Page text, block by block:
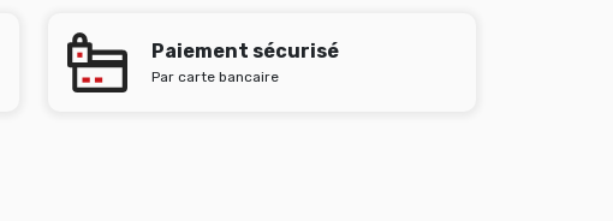
Paiement sécurisé
Par carte bancaire